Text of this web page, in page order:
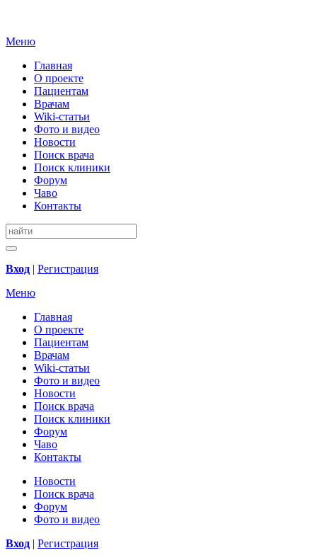
Меню
Главная
О проекте
Пациентам
Врачам
Wiki-статьи
Фото и видео
Новости
Поиск врача
Поиск клиники
Форум
Чаво
Контакты
Вход | Регистрация
Меню
Главная
О проекте
Пациентам
Врачам
Wiki-статьи
Фото и видео
Новости
Поиск врача
Поиск клиники
Форум
Чаво
Контакты
Новости
Поиск врача
Форум
Фото и видео
Вход | Регистрация